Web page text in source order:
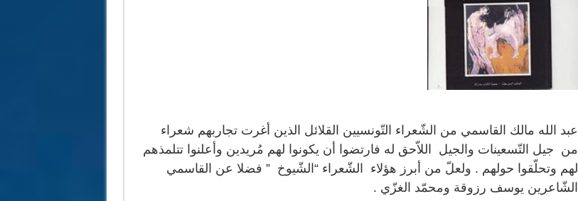
عبد الله مالك القاسمي من الشّعراء التّونسيين القلائل الذين أغرت تجاربهم شعراء
من جيل التّسعينات والجيل اللاّحق له فارتضوا أن يكونوا لهم مُريدين وأعلنوا تتلمذهم
لهم وتحلّقوا حولهم . ولعلّ من أبرز هؤلاء الشّعراء “الشّيوخ ” فضلا عن القاسمي
الشّاعرين يوسف رزوقة ومحمّد الغزّي .